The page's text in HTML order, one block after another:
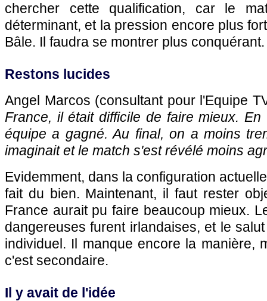
chercher cette qualification, car le
déterminant, et la pression encore plus
Bâle. Il faudra se montrer plus conquérant.
Restons lucides
Angel Marcos (consultant pour l'Equipe
France, il était difficile de faire mieux.
équipe a gagné. Au final, on a moins
imaginait et le match s'est révélé moins
Evidemment, dans la configuration
fait du bien. Maintenant, il faut rester
France aurait pu faire beaucoup mieux.
dangereuses furent irlandaises, et le
individuel. Il manque encore la manière,
c'est secondaire.
Il y avait de l'idée